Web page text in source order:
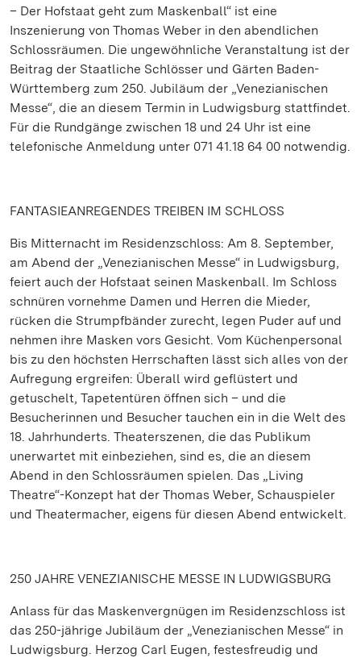
– Der Hofstaat geht zum Maskenball“ ist eine
Inszenierung von Thomas Weber in den abendlichen
Schlossräumen. Die ungewöhnliche Veranstaltung ist der
Beitrag der Staatliche Schlösser und Gärten Baden-
Württemberg zum 250. Jubiläum der „Venezianischen
Messe“, die an diesem Termin in Ludwigsburg stattfindet.
Für die Rundgänge zwischen 18 und 24 Uhr ist eine
telefonische Anmeldung unter 071 41.18 64 00 notwendig.
FANTASIEANREGENDES TREIBEN IM SCHLOSS
Bis Mitternacht im Residenzschloss: Am 8. September,
am Abend der „Venezianischen Messe“ in Ludwigsburg,
feiert auch der Hofstaat seinen Maskenball. Im Schloss
schnüren vornehme Damen und Herren die Mieder,
rücken die Strumpfbänder zurecht, legen Puder auf und
nehmen ihre Masken vors Gesicht. Vom Küchenpersonal
bis zu den höchsten Herrschaften lässt sich alles von der
Aufregung ergreifen: Überall wird geflüstert und
getuschelt, Tapetentüren öffnen sich – und die
Besucherinnen und Besucher tauchen ein in die Welt des
18. Jahrhunderts. Theaterszenen, die das Publikum
unerwartet mit einbeziehen, sind es, die an diesem
Abend in den Schlossräumen spielen. Das „Living
Theatre“-Konzept hat der Thomas Weber, Schauspieler
und Theatermacher, eigens für diesen Abend entwickelt.
250 JAHRE VENEZIANISCHE MESSE IN LUDWIGSBURG
Anlass für das Maskenvergnügen im Residenzschloss ist
das 250-jährige Jubiläum der „Venezianischen Messe“ in
Ludwigsburg. Herzog Carl Eugen, festesfreudig und